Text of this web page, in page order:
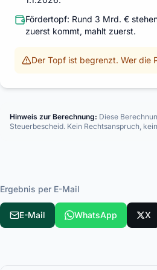
Fördertopf: Rund 3 Mrd. €
zuerst kommt, mahlt zuerst.
Der Topf ist begrenzt. Wer die
Hinweis zur Berechnung: Diese
Steuerbescheid. Kein Rechtsanspruch,
Ergebnis per E-Mail
E-Mail WhatsApp X